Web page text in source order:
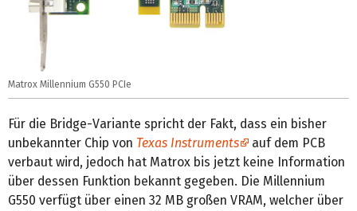
Matrox Millennium G550 PCIe
Für die Bridge-Variante spricht der Fakt, dass ein bisher
unbekannter Chip von Texas Instruments
auf dem PCB
verbaut wird, jedoch hat Matrox bis jetzt keine Information
über dessen Funktion bekannt gegeben. Die Millennium
G550 verfügt über einen 32 MB großen VRAM, welcher über